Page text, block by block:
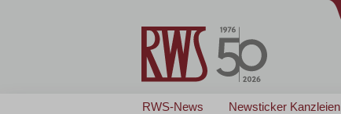
RWS-News Newsticker Kanzleien